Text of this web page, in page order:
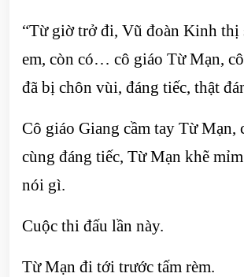
“Từ giờ trở đi, Vũ đoàn Kinh thị
em, còn có… cô giáo Từ Mạn,
đã bị chôn vùi, đáng tiếc, thật
Cô giáo Giang cầm tay Từ Mạn,
cùng đáng tiếc, Từ Mạn khẽ
nói gì.
Cuộc thi đấu lần này.
Từ Mạn đi tới trước tấm rèm.